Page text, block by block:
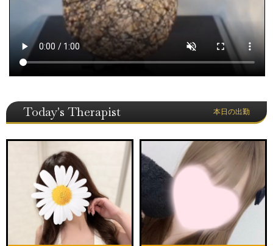
Today's Therapist 本日の出勤